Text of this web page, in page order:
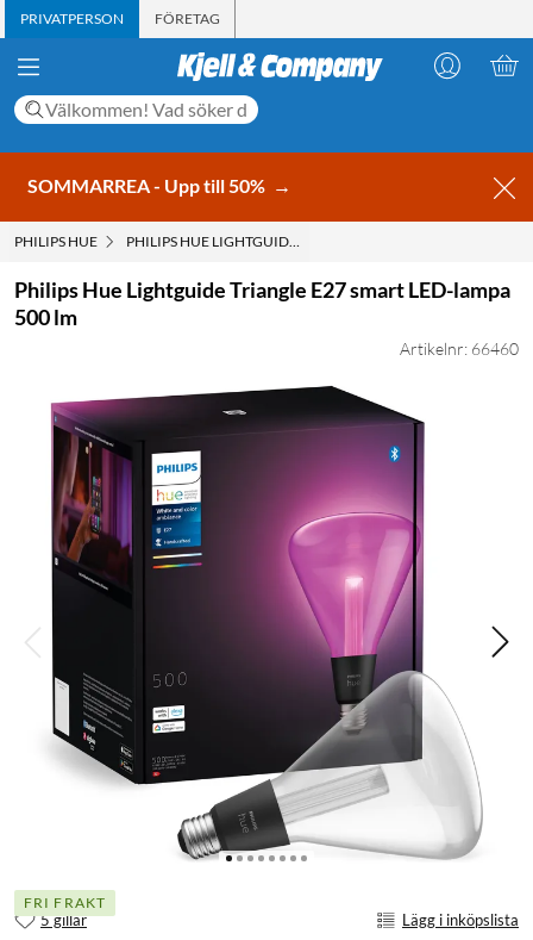
PRIVATPERSON FÖRETAG
SOMMARREA - Upp till 50% →
PHILIPS HUE PHILIPS HUE LIGHTGUIDE TRIANGLE E27 SMART LED-LAMPA
Philips Hue Lightguide Triangle E27 smart LED-lampa
500 lm
Artikelnr: 66460
FRI FRAKT
5 gillar Lägg i inköpslista